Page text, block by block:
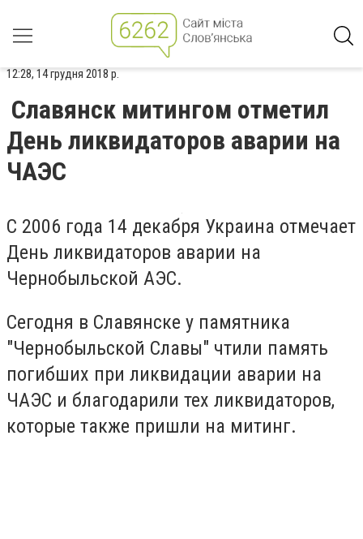
12:28, 14 грудня 2018 р.
Славянск митингом отметил
День ликвидаторов аварии на
ЧАЭС
С 2006 года 14 декабря Украина отмечает
День ликвидаторов аварии на
Чернобыльской АЭС.
Сегодня в Славянске у памятника
"Чернобыльской Славы" чтили память
погибших при ликвидации аварии на
ЧАЭС и благодарили тех ликвидаторов,
которые также пришли на митинг.